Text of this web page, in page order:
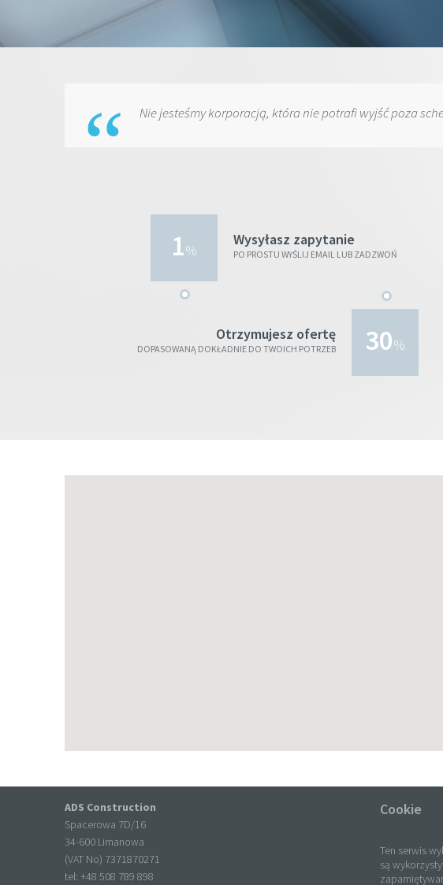
Nie jesteśmy korporacją, która nie potrafi wyjść poza
Wysyłasz zapytanie
PO PROSTU WYŚLIJ EMAIL LUB ZADZWOŃ
1%
Otrzymujesz ofertę
DOPASOWANĄ DOKŁADNIE DO TWOICH POTRZEB 30%
ADS Construction
Spacerowa 7D/16
34-600 Limanowa
(VAT No) 7371870271
tel: +48 508 789 898
Cookie
Ten serwis
są